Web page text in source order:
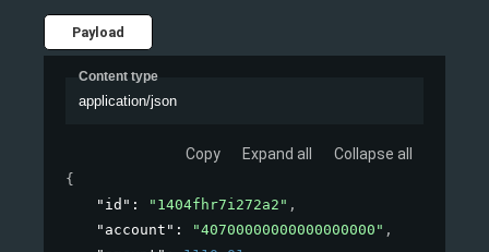
Payload
Content type
application/json
Copy Expand all Collapse all
{
"id" : "1404fhr7i272a2" ,
"account" : "40700000000000000000" ,